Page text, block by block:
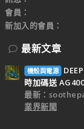
會員
新加入的會員
最新文章
機殼與電源
時加碼送
最新：
業界新聞